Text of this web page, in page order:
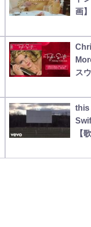
画】
ス
this
【